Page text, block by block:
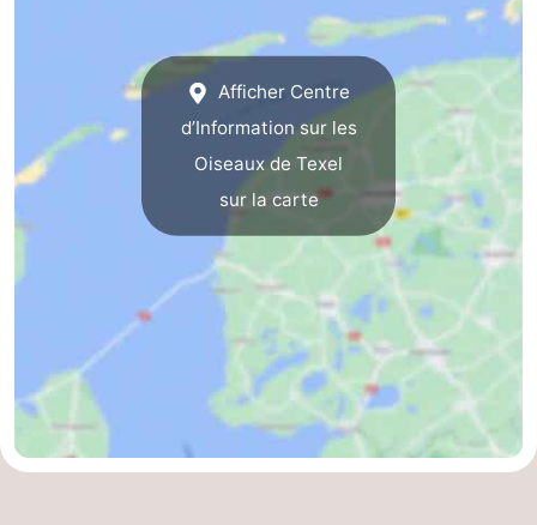
mini-
Visites
guidées
Sports
du
vélo
Randonnée
-
Équitation
-
Afficher Centre
d’Information sur les
Oiseaux de Texel
sur la carte